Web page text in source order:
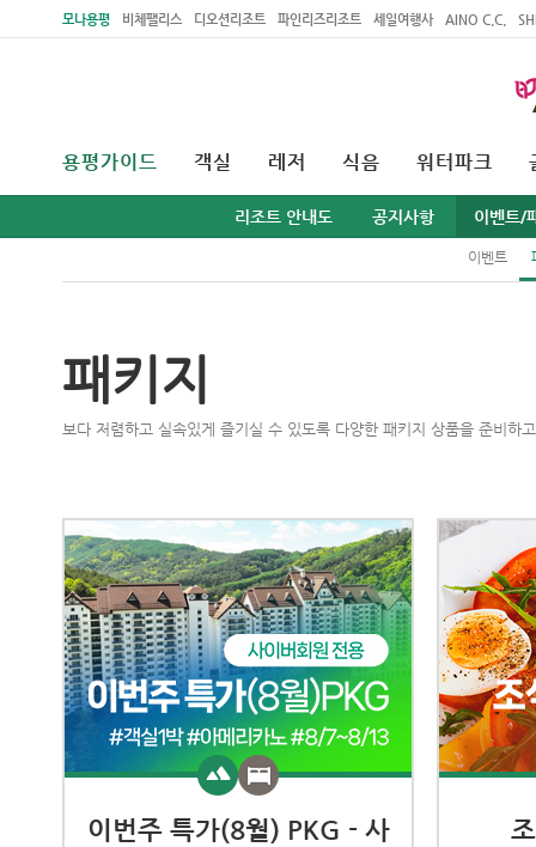
모나용평 비체팰리스 디오션리조트 파인리즈리조트 세일여행사 AINO C.C.
용평가이드
리조트 안내도 공지사항 이벤트/
이벤트
객실 레저 식음 워터파크
패키지
보다 저렴하고 실속있게 즐기실 수 있도록 다양한 패키지 상품을 준비하
이번주 특가(8월) PKG - 사